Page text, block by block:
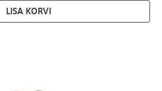
LISA KORVI